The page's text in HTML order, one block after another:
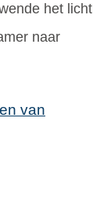
het licht
naar
van